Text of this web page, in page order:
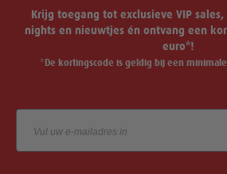
Krijg toegang tot exclusieve VIP
nights en nieuwtjes én ontvang een
euro*!
*De kortingscode is geldig bij een
Email